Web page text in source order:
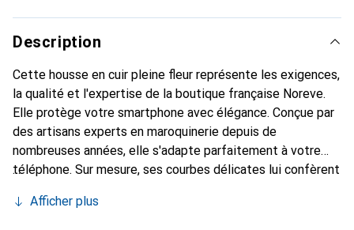
Description
Cette housse en cuir pleine fleur représente les exigences,
la qualité et l'expertise de la boutique française Noreve.
Elle protège votre smartphone avec élégance. Conçue par
des artisans experts en maroquinerie depuis de
nombreuses années, elle s'adapte parfaitement à votre
téléphone. Sur mesure, ses courbes délicates lui confèrent
et indispensable pour votre smartphone. Reconnaître
Afficher plus